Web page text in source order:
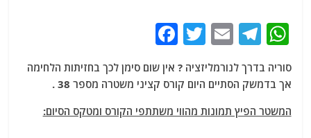
W
at
s
A
T
el
e
g
ra
E
m
ai
l
T
itt
er
c
e
b
סוריה בדרך לנורמליזציה ? אין שום סימן לכך בחזיתות הלחימה
אך בדמשק הסתיים היום קורס קציני משטרה מספר 38 .
המשטר הפיץ תמונות מהווי משתתפי הקורס ומטקס הסיום: